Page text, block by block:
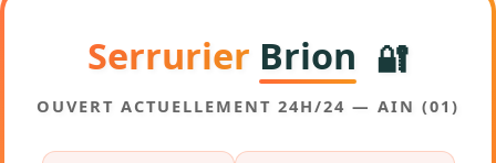
Serrurier Brion 🔐
OUVERT ACTUELLEMENT 24H/24 — AIN (01)